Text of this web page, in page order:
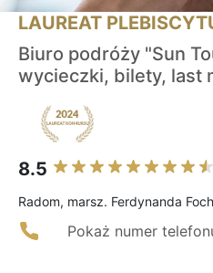
LAUREAT
Biuro podróży "Sun
wycieczki, bilety, last
8.5
Radom, marsz. Ferdynanda
Pokaż numer